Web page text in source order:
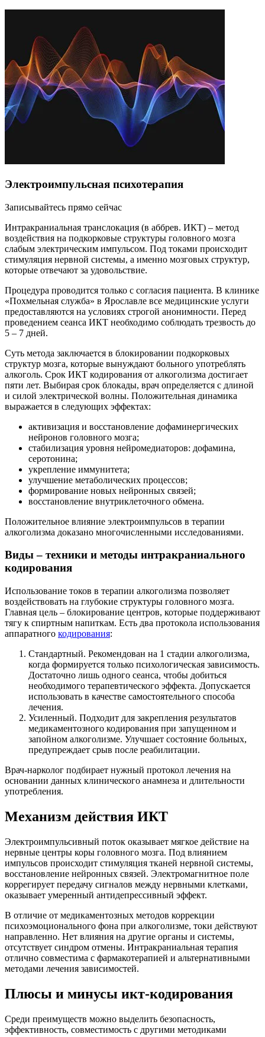
Электроимпульсная психотерапия
Записывайтесь прямо сейчас
Интракраниальная транслокация (в аббрев. ИКТ) – метод
воздействия на подкорковые структуры головного мозга
слабым электрическим импульсом. Под токами происходит
стимуляция нервной системы, а именно мозговых структур,
которые отвечают за удовольствие.
Процедура проводится только с согласия пациента. В клинике
«Похмельная служба» в Ярославле все медицинские услуги
предоставляются на условиях строгой анонимности. Перед
проведением сеанса ИКТ необходимо соблюдать трезвость до
5 – 7 дней.
Суть метода заключается в блокировании подкорковых
структур мозга, которые вынуждают больного употреблять
алкоголь. Срок ИКТ кодирования от алкоголизма достигает
пяти лет. Выбирая срок блокады, врач определяется с длиной
и силой электрической волны. Положительная динамика
выражается в следующих эффектах:
активизация и восстановление дофаминергических
нейронов головного мозга;
стабилизация уровня нейромедиаторов: дофамина,
серотонина;
укрепление иммунитета;
улучшение метаболических процессов;
формирование новых нейронных связей;
восстановление внутриклеточного обмена.
Положительное влияние электроимпульсов в терапии
алкоголизма доказано многочисленными исследованиями.
Виды – техники и методы интракраниального
кодирования
Использование токов в терапии алкоголизма позволяет
воздействовать на глубокие структуры головного мозга.
Главная цель – блокирование центров, которые поддерживают
тягу к спиртным напиткам. Есть два протокола использования
аппаратного кодирования:
Стандартный. Рекомендован на 1 стадии алкоголизма,
когда формируется только психологическая зависимость.
Достаточно лишь одного сеанса, чтобы добиться
необходимого терапевтического эффекта. Допускается
использовать в качестве самостоятельного способа
лечения.
Усиленный. Подходит для закрепления результатов
медикаментозного кодирования при запущенном и
запойном алкоголизме. Улучшает состояние больных,
предупреждает срыв после реабилитации.
Врач-нарколог подбирает нужный протокол лечения на
основании данных клинического анамнеза и длительности
употребления.
Механизм действия ИКТ
Электроимпульсивный поток оказывает мягкое действие на
нервные центры коры головного мозга. Под влиянием
импульсов происходит стимуляция тканей нервной системы,
восстановление нейронных связей. Электромагнитное поле
коррегирует передачу сигналов между нервными клетками,
оказывает умеренный антидепрессивный эффект.
В отличие от медикаментозных методов коррекции
психоэмоционального фона при алкоголизме, токи действуют
направленно. Нет влияния на другие органы и системы,
отсутствует синдром отмены. Интракраниальная терапия
отлично совместима с фармакотерапией и альтернативными
методами лечения зависимостей.
Плюсы и минусы икт-кодирования
Среди преимуществ можно выделить безопасность,
эффективность, совместимость с другими методиками